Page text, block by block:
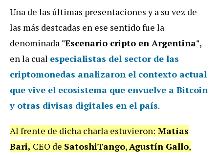
Una de las últimas presentaciones y a su vez de
las más destcadas en ese sentido fue la
denominada "Escenario cripto en Argentina",
en la cual especialistas del sector de las
criptomonedas analizaron el contexto actual
que vive el ecosistema que envuelve a Bitcoin
y otras divisas digitales en el país.
Al frente de dicha charla estuvieron: Matías
Bari, CEO de SatoshiTango,Agustín Gallo,